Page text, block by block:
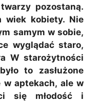
pozostaną.
wiek kobiety. Nie
samym w sobie,
wyglądać staro,
W starożytności
to zasłużone
w aptekach, ale w
się młodość i